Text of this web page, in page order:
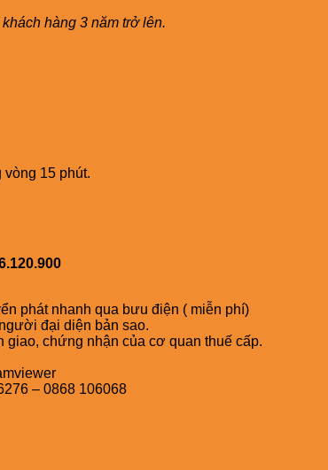
hàng 3 năm trở lên.
15 phút.
phát nhanh qua bưu điện ( miễn phí)
đại diện bản sao.
giao, chứng nhận của cơ quan thuế cấp.
– 0868 106068